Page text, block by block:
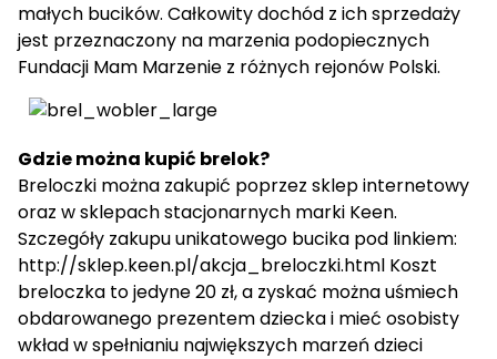
małych bucików. Całkowity dochód z ich sprzedaży
jest przeznaczony na marzenia podopiecznych
Fundacji Mam Marzenie z różnych rejonów Polski.
Gdzie można kupić brelok?
Breloczki można zakupić poprzez sklep internetowy
oraz w sklepach stacjonarnych marki Keen.
Szczegóły zakupu unikatowego bucika pod linkiem:
http://sklep.keen.pl/akcja_breloczki.html Koszt
breloczka to jedyne 20 zł, a zyskać można uśmiech
obdarowanego prezentem dziecka i mieć osobisty
wkład w spełnianiu największych marzeń dzieci